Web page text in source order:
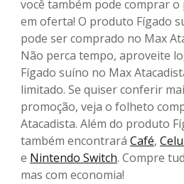
você também pode comprar
em oferta! O produto Fígado
pode ser comprado no Max
Não perca tempo, aproveite
Fígado suíno no Max
limitado. Se quiser conferir
promoção, veja o folheto
Atacadista. Além do produto
também encontrará Café,
e Nintendo Switch. Compre
mas com economia!